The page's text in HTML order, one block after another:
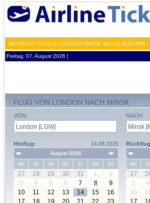
NONSTOP FLÜGE LONDON MINSK BILLIG BUCHEN
Freitag, 07. August 2026 ¦
FLUG VON LONDON NACH MINSK
VON:
Hinflug: 14.08.2026
August 2026
Mo
Di Mi Do Fr Sa So
27 28 29 30 31 1
2
3
4 5 6 7 8
9
10
11 12 13 14 15
16
17
18 19 20 21 22
23
NACH:
Mo
Di
27
3
4
10
17